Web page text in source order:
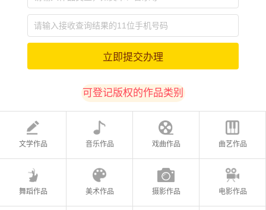
立即提交办理
可登记版权的作品类别
文学作品 音乐作品 戏曲作品 曲艺作品
舞蹈作品 美术作品 摄影作品 电影作品